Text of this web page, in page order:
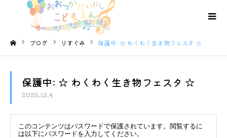
ブログ りすぐみ 保護中: ☆ わくわく生き物フェスタ ☆
保護中: ☆ わくわく生き物フェスタ ☆
2025.12.4
このコンテンツはパスワードで保護されています。閲覧するに
は以下にパスワードを入力してください。